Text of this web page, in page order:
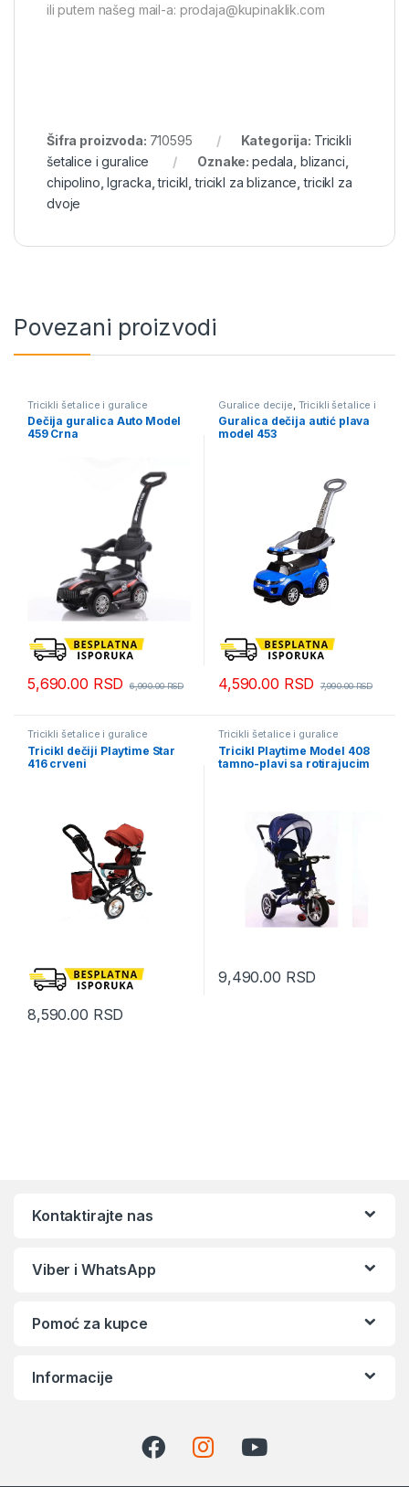
ili putem našeg mail-a: prodaja@kupinaklik.com
Šifra proizvoda: 710595 Kategorija: Tricikli
šetalice i guralice
Oznake: pedala blizanci
chipolino ,Igracka ,tricikl ,tricikl za blizance ,tricikl za
dvoje
Povezani proizvodi
Tricikli šetalice i guralice
Dečija guralica Auto Model
459 Crna
5,690.00 RSD 6,990.00RSD
Guralice decije Tricikli šetalice i
guralice
Guralica dečija autić plava
model 453
4,590.00 RSD 7,990.00RSD
Tricikli šetalice i guralice
Tricikl dečiji Playtime Star
416 crveni
8,590.00 RSD
Tricikli šetalice i guralice
Tricikl Playtime Model 408
tamno-plavi sa rotirajucim
9,490.00 RSD
Kontaktirajte nas
Viber i WhatsApp
Pomoć za kupce
Informacije